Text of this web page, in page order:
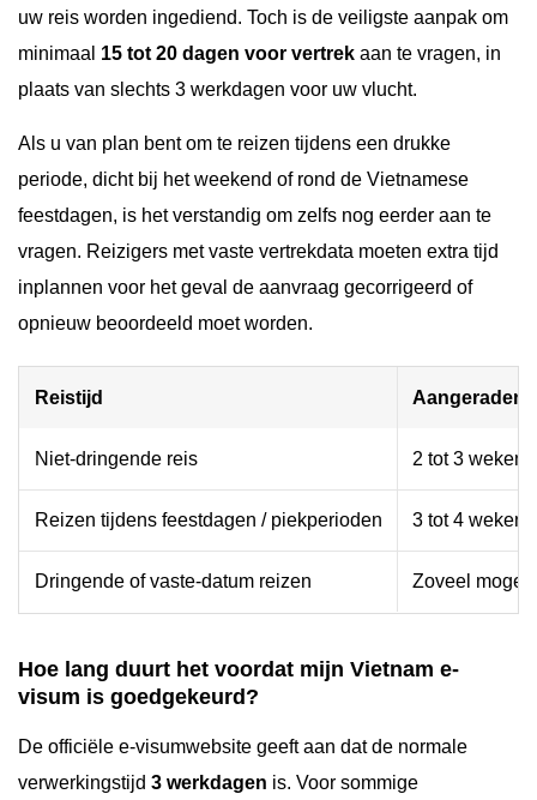
uw reis worden ingediend. Toch is de veiligste aanpak om
minimaal 15 tot 20 dagen voor vertrek aan te vragen, in
plaats van slechts 3 werkdagen voor uw vlucht.
Als u van plan bent om te reizen tijdens een drukke
periode, dicht bij het weekend of rond de Vietnamese
feestdagen, is het verstandig om zelfs nog eerder aan te
vragen. Reizigers met vaste vertrekdata moeten extra tijd
inplannen voor het geval de aanvraag gecorrigeerd of
opnieuw beoordeeld moet worden.
Reistijd Aangeraden
Niet-dringende reis 2 tot 3 weken
Reizen tijdens feestdagen / piekperioden 3 tot 4 weken
Dringende of vaste-datum reizen Zoveel
Hoe lang duurt het voordat mijn Vietnam e-
visum is goedgekeurd?
De officiële e-visumwebsite geeft aan dat de normale
verwerkingstijd 3 werkdagen is. Voor sommige